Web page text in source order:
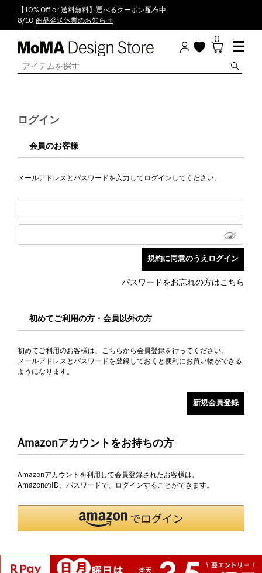
【10% Off or 送料無料】 選べるクーポン配布中
8/10 商品発送休業のお知らせ
0
ログイン
会員のお客様
メールアドレスとパスワードを入力してログインしてください。
パスワードをお忘れの方はこちら
初めてご利用の方・会員以外の方
初めてご利用のお客様は、こちらから会員登録を行ってください。
メールアドレスとパスワードを登録しておくと便利にお買い物ができる
ようになります。
Amazonアカウントをお持ちの方
Amazonアカウントを利用して会員登録されたお客様は、
AmazonのID、パスワードで、ログインすることができます。